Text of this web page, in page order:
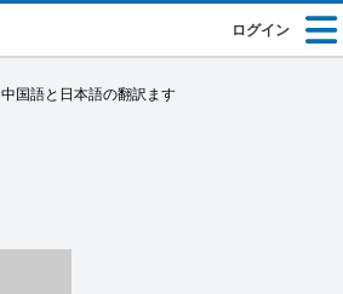
ログイン
中国語と日本語の翻訳ます